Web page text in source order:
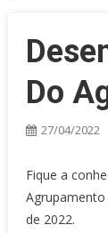
Do
27/04/2022
Fique a
de 2022.